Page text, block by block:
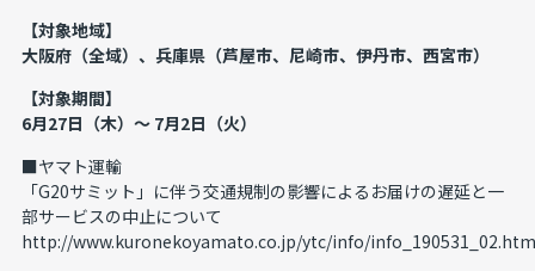
【対象地域】
大阪府（全域）、兵庫県（芦屋市、尼崎市、伊丹市、西宮市）
【対象期間】
6月27日（木）～ 7月2日（火）
■ヤマト運輸
「G20サミット」に伴う交通規制の影響によるお届けの遅延と一
部サービスの中止について
http://www.kuronekoyamato.co.jp/ytc/info/